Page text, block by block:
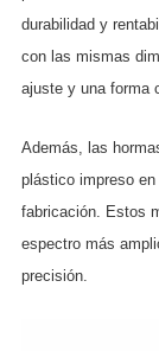
durabilidad y
con las mismas
ajuste y una forma
Además, las
plástico impreso
fabricación. Estos
espectro más
precisión.